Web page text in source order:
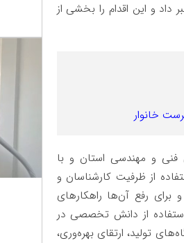
و این اقدام را بخشی از
خانوار
و مهندسی استان و با
از ظرفیت کارشناسان و
رفع آن‌ها راهکارهای
از دانش تخصصی در
تولید، ارتقای بهره‌وری،